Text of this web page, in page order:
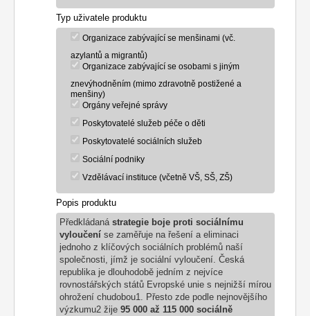
Typ uživatele produktu
Organizace zabývající se menšinami (vč.
azylantů a migrantů)
Organizace zabývající se osobami s jiným
znevýhodněním (mimo zdravotně postižené a
menšiny)
Orgány veřejné správy
Poskytovatelé služeb péče o děti
Poskytovatelé sociálních služeb
Sociální podniky
Vzdělávací instituce (včetně VŠ, SŠ, ZŠ)
Popis produktu
Předkládaná strategie boje proti sociálnímu
vyloučení se zaměřuje na řešení a eliminaci
jednoho z klíčových sociálních problémů naší
společnosti, jímž je sociální vyloučení. Česká
republika je dlouhodobě jedním z nejvíce
rovnostářských států Evropské unie s nejnižší mírou
ohrožení chudobou1. Přesto zde podle nejnovějšího
výzkumu2 žije 95 000 až 115 000 sociálně